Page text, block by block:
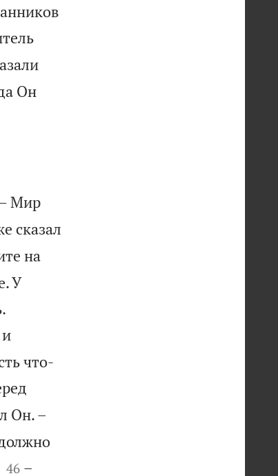
Он
Мир
сказал
на
У

что-
Он. –

46 –